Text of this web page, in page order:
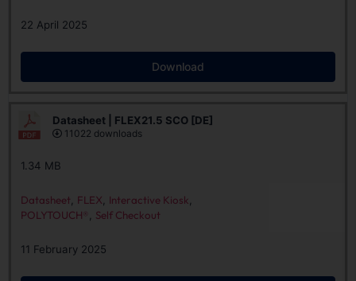
22 April 2025
Download
Datasheet | FLEX21.5 SCO [DE]
11022 downloads
1.34 MB
Datasheet FLEX Interactive Kiosk
POLYTOUCH®
Self Checkout
11 February 2025